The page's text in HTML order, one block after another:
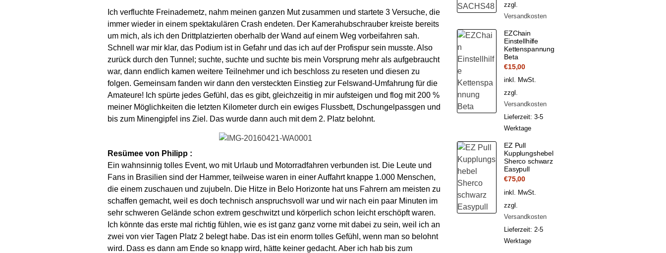
Ich verfluchte Freinademetz, nahm meinen ganzen Mut zusammen und startete 3 Versuche, die
immer wieder in einem spektakulären Crash endeten. Der Kamerahubschrauber kreiste bereits
um mich, als ich den Drittplatzierten oberhalb der Wand auf einem Weg vorbeifahren sah.
Schnell war mir klar, das Podium ist in Gefahr und das ich auf der Profispur sein musste. Also
zurück durch den Tunnel; suchte, suchte und suchte bis mein Vorsprung mehr als aufgebraucht
war, dann endlich kamen weitere Teilnehmer und ich beschloss zu reseten und diesen zu
folgen. Gemeinsam fanden wir dann den versteckten Einstieg zur Felswand-Umfahrung für die
Amateure! Ich spürte jedes Gefühl, das es gibt, gleichzeitig in mir aufsteigen und flog mit 200 %
meiner Möglichkeiten die letzten Kilometer durch ein ewiges Flussbett, Dschungelpassgen und
bis zum Minengipfel ins Ziel. Das wurde dann auch mit dem 2. Platz belohnt.
Resümee von Philipp :
Ein wahnsinnig tolles Event, wo mit Urlaub und Motorradfahren verbunden ist. Die Leute und
Fans in Brasilien sind der Hammer, teilweise waren in einer Auffahrt knappe 1.000 Menschen,
die einem zuschauen und zujubeln. Die Hitze in Belo Horizonte hat uns Fahrern am meisten zu
schaffen gemacht, weil es doch technisch anspruchsvoll war und wir nach ein paar Minuten im
sehr schweren Gelände schon extrem geschwitzt und körperlich schon leicht erschöpft waren.
Ich könnte das erste mal richtig fühlen, wie es ist ganz ganz vorne mit dabei zu sein, weil ich an
zwei von vier Tagen Platz 2 belegt habe. Das ist ein enorm tolles Gefühl, wenn man so belohnt
wird. Dass es dann am Ende so knapp wird, hätte keiner gedacht. Aber ich hab bis zum
zzgl.
Versandkosten
EZChain
Einstellhilfe
Kettenspannung
Beta
€15,00
inkl. MwSt.
zzgl.
Versandkosten
Lieferzeit: 3-5
Werktage
EZ Pull
Kupplungshebel
Sherco schwarz
Easypull
€75,00
inkl. MwSt.
zzgl.
Versandkosten
Lieferzeit: 2-5
Werktage